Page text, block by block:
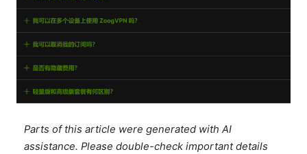
Parts of this article were generated with AI
assistance. Please double-check important details